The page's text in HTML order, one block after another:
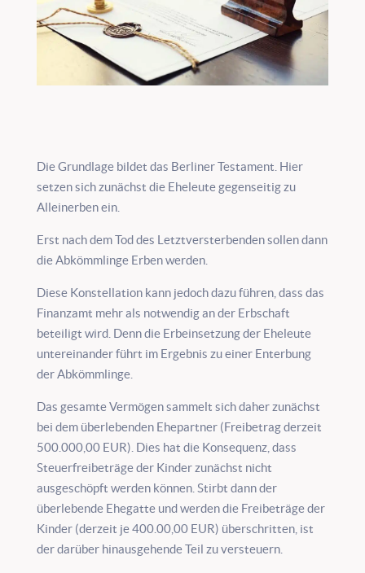
Die Grundlage bildet das Berliner Testament. Hier
setzen sich zunächst die Eheleute gegenseitig zu
Alleinerben ein.
Erst nach dem Tod des Letztversterbenden sollen dann
die Abkömmlinge Erben werden.
Diese Konstellation kann jedoch dazu führen, dass das
Finanzamt mehr als notwendig an der Erbschaft
beteiligt wird. Denn die Erbeinsetzung der Eheleute
untereinander führt im Ergebnis zu einer Enterbung
der Abkömmlinge.
Das gesamte Vermögen sammelt sich daher zunächst
bei dem überlebenden Ehepartner (Freibetrag derzeit
500.000,00 EUR). Dies hat die Konsequenz, dass
Steuerfreibeträge der Kinder zunächst nicht
ausgeschöpft werden können. Stirbt dann der
überlebende Ehegatte und werden die Freibeträge der
Kinder (derzeit je 400.00,00 EUR) überschritten, ist
der darüber hinausgehende Teil zu versteuern.